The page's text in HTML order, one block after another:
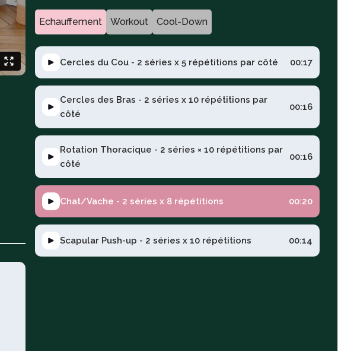
Echauffement Workout Cool-Down
Cercles du Cou - 2 séries x 5 répétitions par côté 00:17
Cercles des Bras - 2 séries x 10 répétitions par
côté
00:16
Rotation Thoracique - 2 séries × 10 répétitions par
côté
00:16
Chat/Vache - 2 séries x 8 répétitions 00:20
Scapular Push-up - 2 séries x 10 répétitions 00:14